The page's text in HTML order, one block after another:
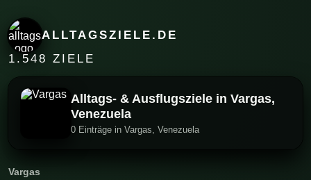
ALLTAGSZIELE.DE
1.548 ZIELE
Alltags- & Ausflugsziele in Vargas,
Venezuela
0 Einträge in Vargas, Venezuela
Vargas